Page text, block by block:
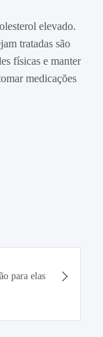
elevado.
tratadas são
físicas e manter
medicações
para elas